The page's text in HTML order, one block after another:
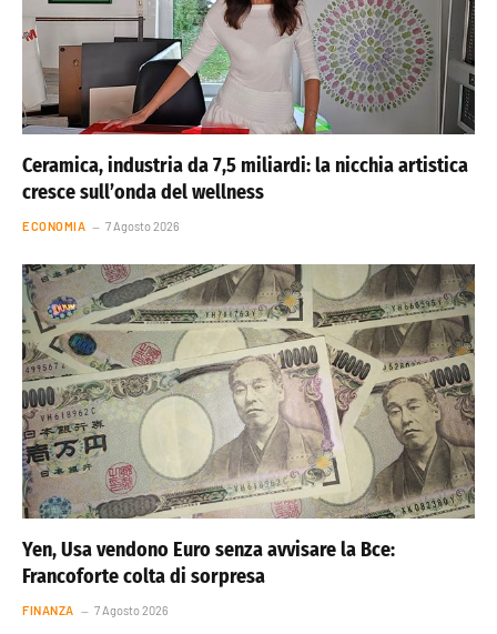
Ceramica, industria da 7,5 miliardi: la nicchia artistica
cresce sull’onda del wellness
ECONOMIA 7 Agosto 2026
Yen, Usa vendono Euro senza avvisare la Bce:
Francoforte colta di sorpresa
FINANZA 7 Agosto 2026